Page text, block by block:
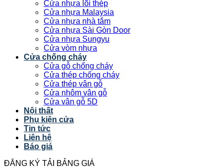
Cửa nhựa lõi thép
Cửa nhựa Malaysia
Cửa nhựa nhà tắm
Cửa nhựa Sài Gòn Door
Cửa nhựa Sungyu
Cửa vòm nhựa
Cửa chống cháy
Cửa gỗ chống cháy
Cửa thép chống cháy
Cửa thép vân gỗ
Cửa nhôm vân gỗ
Cửa vân gỗ 5D
Nội thất
Phụ kiện cửa
Tin tức
Liên hệ
Báo giá
ĐĂNG KÝ TẢI BẢNG GIÁ